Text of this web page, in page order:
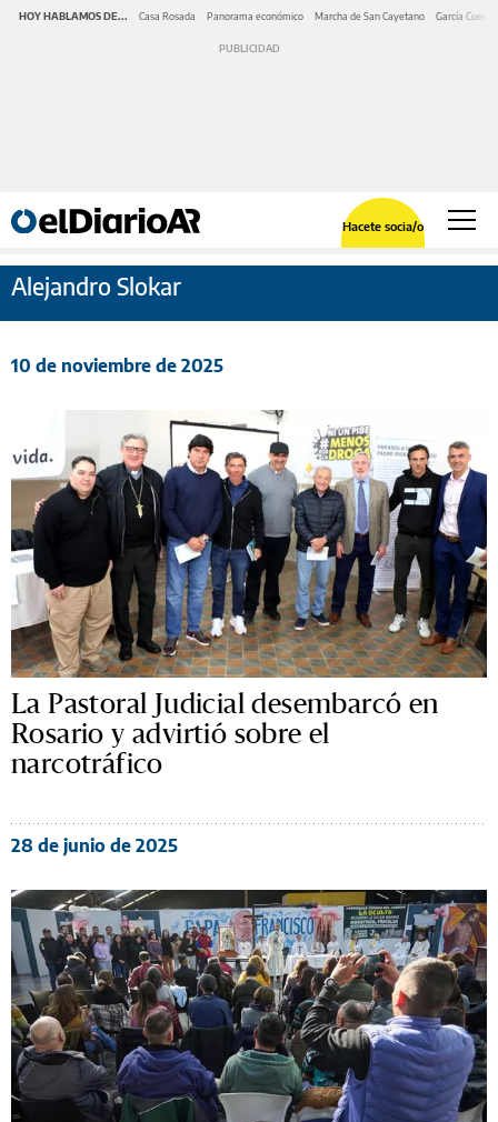
HOY HABLAMOS DE... Casa Rosada Panorama económico Marcha de San Cayetano García Cuerva
Hacete socia/o
Alejandro Slokar
10 de noviembre de 2025
La Pastoral Judicial desembarcó en
Rosario y advirtió sobre el
narcotráfico
28 de junio de 2025